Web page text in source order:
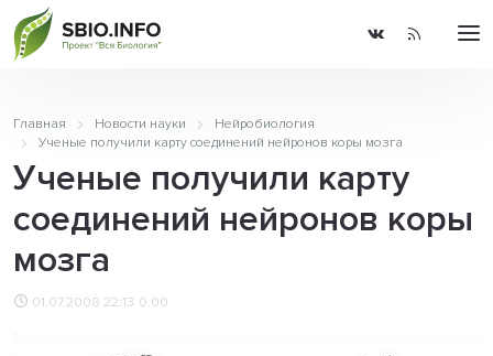
Главная Новости науки
Нейробиология
Ученые получили карту соединений нейронов коры мозга
Ученые получили карту
соединений нейронов коры
мозга
01.07.2008 22:13 0.00